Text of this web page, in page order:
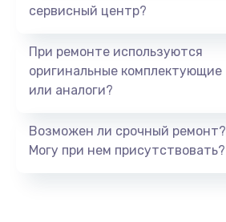
сервисный центр?
При ремонте используются
оригинальные комплектующие
или аналоги?
Возможен ли срочный ремонт?
Могу при нем присутствовать?